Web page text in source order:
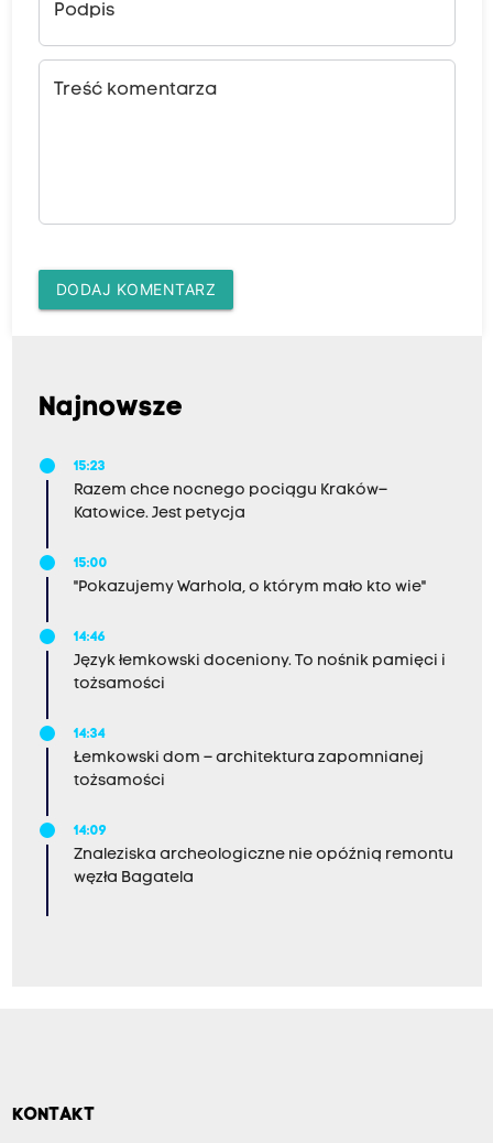
Podpis
Treść komentarza
DODAJ KOMENTARZ
Najnowsze
15:23
Razem chce nocnego pociągu Kraków–
Katowice. Jest petycja
15:00
"Pokazujemy Warhola, o którym mało kto wie"
14:46
Język łemkowski doceniony. To nośnik pamięci i
tożsamości
14:34
Łemkowski dom – architektura zapomnianej
tożsamości
14:09
Znaleziska archeologiczne nie opóźnią remontu
węzła Bagatela
KONTAKT